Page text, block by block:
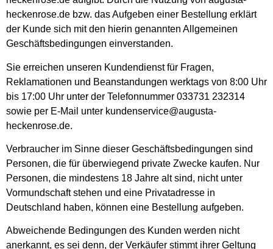
heckenrose.de bzw. das Aufgeben einer Bestellung erklärt
der Kunde sich mit den hierin genannten Allgemeinen
Geschäftsbedingungen einverstanden.
Sie erreichen unseren Kundendienst für Fragen,
Reklamationen und Beanstandungen werktags von 8:00 Uhr
bis 17:00 Uhr unter der Telefonnummer 033731 232314
sowie per E-Mail unter kundenservice@augusta-
heckenrose.de.
Verbraucher im Sinne dieser Geschäftsbedingungen sind
Personen, die für überwiegend private Zwecke kaufen. Nur
Personen, die mindestens 18 Jahre alt sind, nicht unter
Vormundschaft stehen und eine Privatadresse in
Deutschland haben, können eine Bestellung aufgeben.
Abweichende Bedingungen des Kunden werden nicht
anerkannt, es sei denn, der Verkäufer stimmt ihrer Geltung